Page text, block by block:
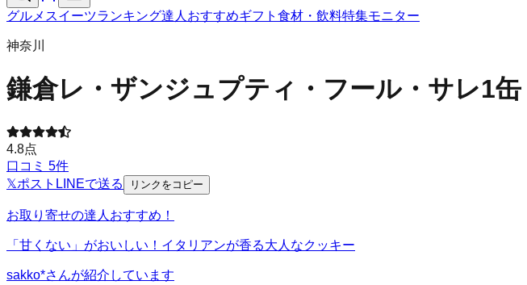
グルメ スイーツランキング達人おすすめギフト 食材・飲料特集モニター
神奈川
鎌倉レ・ザンジュプティ・フール・サレ1缶
4.8点
口コミ 5件
𝕏ポスト LINEで送る リンクをコピー
お取り寄せの達人おすすめ！
「甘くない」がおいしい！イタリアンが香る大人なクッキー
sakko*さんが紹介しています